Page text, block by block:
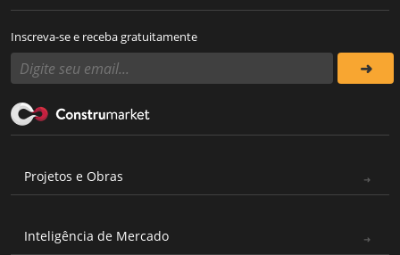
Inscreva-se e receba gratuitamente
Projetos e Obras
Inteligência de Mercado